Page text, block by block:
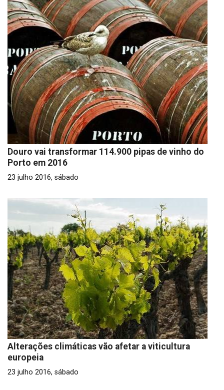
Douro vai transformar 114.900 pipas de vinho do
Porto em 2016
23 julho 2016, sábado
Alterações climáticas vão afetar a viticultura
europeia
23 julho 2016, sábado